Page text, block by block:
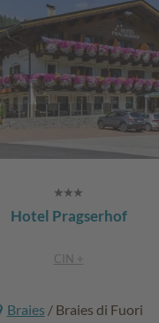
Hotel Pragserhof
CIN +
Braies / Braies di Fuori